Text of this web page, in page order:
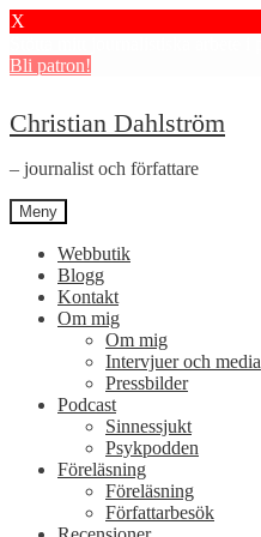
X
Bli patron!
Hoppa
till
navigering
Hoppa
till
innehåll
Christian Dahlström
– journalist och författare
Meny
Webbutik
Blogg
Kontakt
Om mig
Om mig
Intervjuer och media
Pressbilder
Podcast
Sinnessjukt
Psykpodden
Föreläsning
Föreläsning
Författarbesök